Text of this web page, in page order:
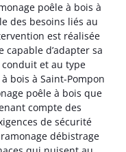
poêle à bois à
des besoins liés au
est réalisée
d’adapter sa
et au type
bois à Saint-Pompon
poêle à bois que
compte des
de sécurité
débistrage